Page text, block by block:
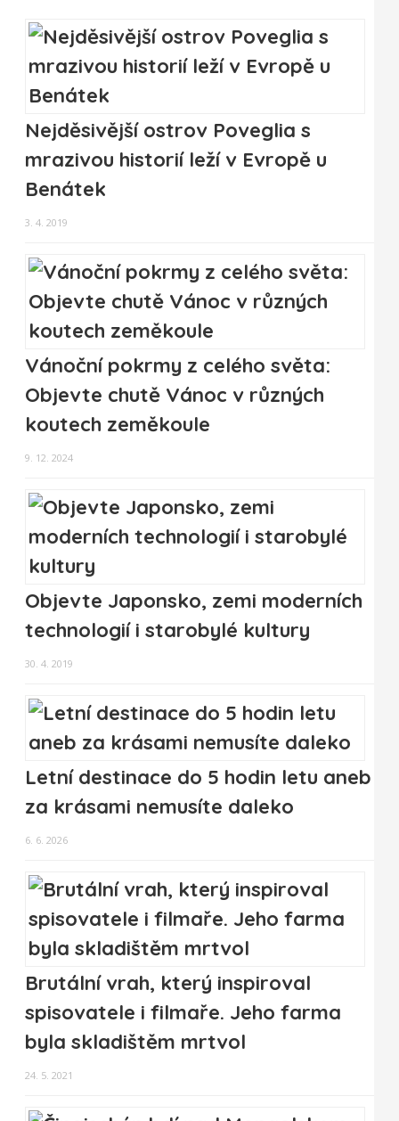
Nejděsivější ostrov Poveglia s
mrazivou historií leží v Evropě u
Benátek
3. 4. 2019
Vánoční pokrmy z celého světa:
Objevte chutě Vánoc v různých
koutech zeměkoule
9. 12. 2024
Objevte Japonsko, zemi moderních
technologií i starobylé kultury
30. 4. 2019
Letní destinace do 5 hodin letu aneb
za krásami nemusíte daleko
6. 6. 2026
Brutální vrah, který inspiroval
spisovatele i filmaře. Jeho farma
byla skladištěm mrtvol
24. 5. 2021